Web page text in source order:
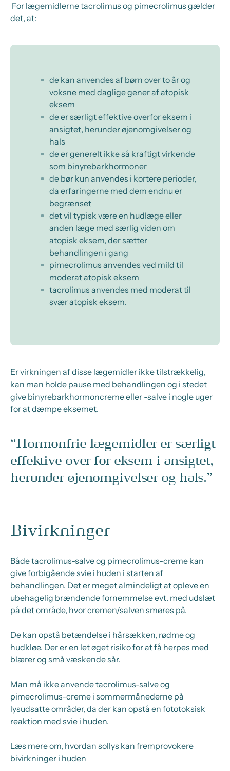
For lægemidlerne tacrolimus og pimecrolimus gælder
det, at:
de kan anvendes af børn over to år og
voksne med daglige gener af atopisk
eksem
de er særligt effektive overfor eksem i
ansigtet, herunder øjenomgivelser og
hals
de er generelt ikke så kraftigt virkende
som binyrebarkhormoner
de bør kun anvendes i kortere perioder,
da erfaringerne med dem endnu er
begrænset
det vil typisk være en hudlæge eller
anden læge med særlig viden om
atopisk eksem, der sætter
behandlingen i gang
pimecrolimus anvendes ved mild til
moderat atopisk eksem
tacrolimus anvendes med moderat til
svær atopisk eksem.
Er virkningen af disse lægemidler ikke tilstrækkelig,
kan man holde pause med behandlingen og i stedet
give binyrebarkhormoncreme eller -salve i nogle uger
for at dæmpe eksemet.
Hormonfrie lægemidler er særligt
effektive over for eksem i ansigtet,
herunder øjenomgivelser og hals.
Bivirkninger
Både tacrolimus-salve og pimecrolimus-creme kan
give forbigående svie i huden i starten af
behandlingen. Det er meget almindeligt at opleve en
ubehagelig brændende fornemmelse evt. med udslæt
på det område, hvor cremen/salven smøres på.
De kan opstå betændelse i hårsækken, rødme og
hudkløe. Der er en let øget risiko for at få herpes med
blærer og små væskende sår.
Man må ikke anvende tacrolimus-salve og
pimecrolimus-creme i sommermånederne på
lysudsatte områder, da der kan opstå en fototoksisk
reaktion med svie i huden.
Læs mere om, hvordan sollys kan fremprovokere
bivirkninger i huden